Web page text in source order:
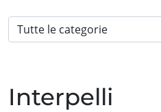
Interpelli